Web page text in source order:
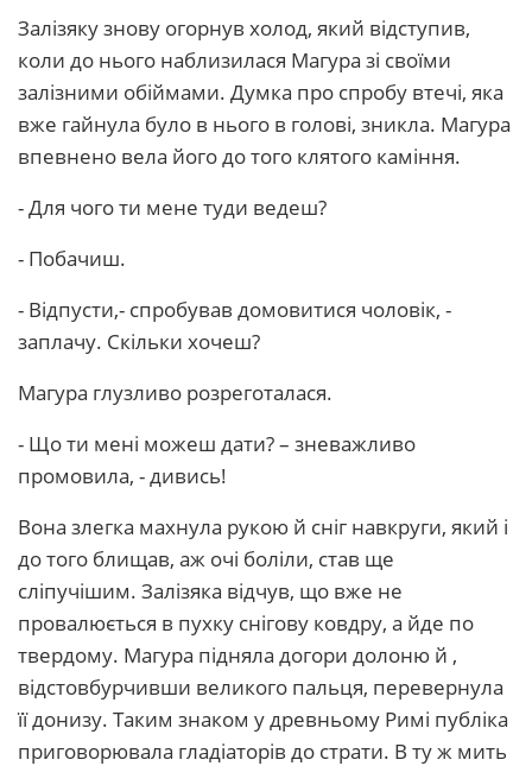
Залізяку знову огорнув холод, який відступив,
коли до нього наблизилася Магура зі своїми
залізними обіймами. Думка про спробу втечі, яка
вже гайнула було в нього в голові, зникла. Магура
впевнено вела його до того клятого каміння.
- Для чого ти мене туди ведеш?
- Побачиш.
- Відпусти,- спробував домовитися чоловік, -
заплачу. Скільки хочеш?
Магура глузливо розреготалася.
- Що ти мені можеш дати? – зневажливо
промовила, - дивись!
Вона злегка махнула рукою й сніг навкруги, який і
до того блищав, аж очі боліли, став ще
сліпучішим. Залізяка відчув, що вже не
провалюється в пухку снігову ковдру, а йде по
твердому. Магура підняла догори долоню й ,
відстовбурчивши великого пальця, перевернула
її донизу. Таким знаком у древньому Римі публіка
приговорювала гладіаторів до страти. В ту ж мить